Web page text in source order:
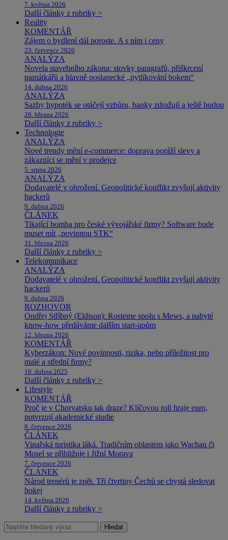
7. května 2026
Další články z rubriky >
Reality
KOMENTÁŘ
Zájem o bydlení dál poroste. A s ním i ceny
23. července 2026
ANALÝZA
Novela stavebního zákona: stovky paragrafů, přiškrcení
památkářů a hlavně poslanecké „pytlíkování bokem“
14. dubna 2026
ANALÝZA
Sazby hypoték se otáčejí vzhůru, banky zdražují a ještě budou
26. března 2026
Další články z rubriky >
Technologie
ANALÝZA
Nové trendy mění e-commerce: doprava poráží slevy a
zákazníci se mění v prodejce
5. srpna 2026
ANALÝZA
Dodavatelé v ohrožení. Geopolitické konflikt zvyšují aktivity
hackerů
9. dubna 2026
ČLÁNEK
Tikající bomba pro české vývojářské firmy? Software bude
muset mít „povinnou STK“
31. března 2026
Další články z rubriky >
Telekomunikace
ANALÝZA
Dodavatelé v ohrožení. Geopolitické konflikt zvyšují aktivity
hackerů
9. dubna 2026
ROZHOVOR
Ondřej Stříbný (Eldison): Rosteme spolu s Mews, a nabyté
know-how předáváme dalším start-upům
12. března 2026
KOMENTÁŘ
Kyberzákon: Nové povinnosti, rizika, nebo příležitost pro
malé a střední firmy?
16. dubna 2025
Další články z rubriky >
Lifestyle
KOMENTÁŘ
Proč je v Chorvatsku tak draze? Klíčovou roli hraje euro,
potvrzují akademické studie
8. července 2026
ČLÁNEK
Vinařská turistika láká. Tradičním oblastem jako Wachau či
Mosel se přibližuje i Jižní Morava
7. července 2026
ČLÁNEK
Národ trenérů je zpět. Tři čtvrtiny Čechů se chystá sledovat
hokej
14. května 2026
Další články z rubriky >
Hledat